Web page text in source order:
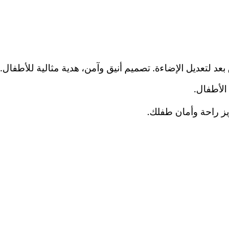
لتعديل الإضاءة. تصميم أنيق وآمن، هدية مثالية للأطفال.
راحة وأمان طفلك.